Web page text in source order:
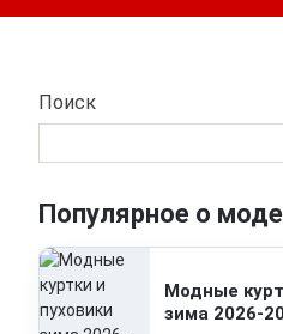
Поиск
Популярное о моде
Модные
зима 2026-